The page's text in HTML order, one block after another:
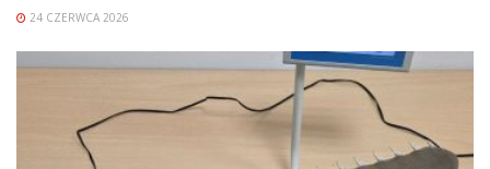
24 CZERWCA 2026